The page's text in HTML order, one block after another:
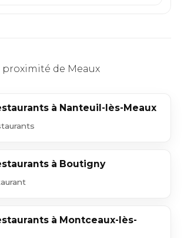
proximité de Meaux
à Nanteuil-lès-Meaux
à Boutigny
à Montceaux-lès-